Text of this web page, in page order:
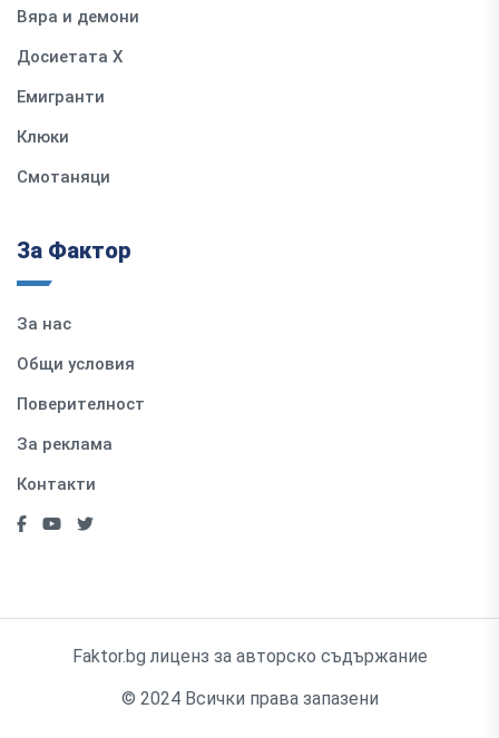
Вяра и демони
Досиетата Х
Емигранти
Клюки
Смотаняци
За Фактор
За нас
Общи условия
Поверителност
За реклама
Контакти
Faktor.bg лиценз за авторско съдържание
© 2024 Всички права запазени